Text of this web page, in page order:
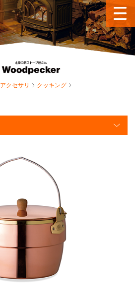
アクセサリ
クッキング